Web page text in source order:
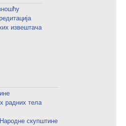
извештача
радних тела
скупштине